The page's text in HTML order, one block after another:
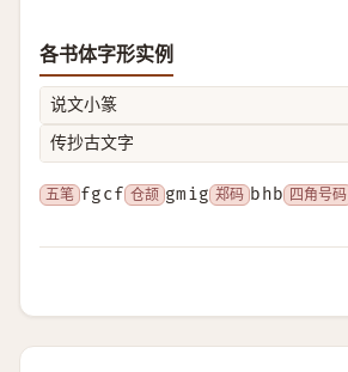
各书体字形实例
说文小篆
传抄古文字
五笔 fgcf 仓颉 gmig 郑码 bhb 四角号码